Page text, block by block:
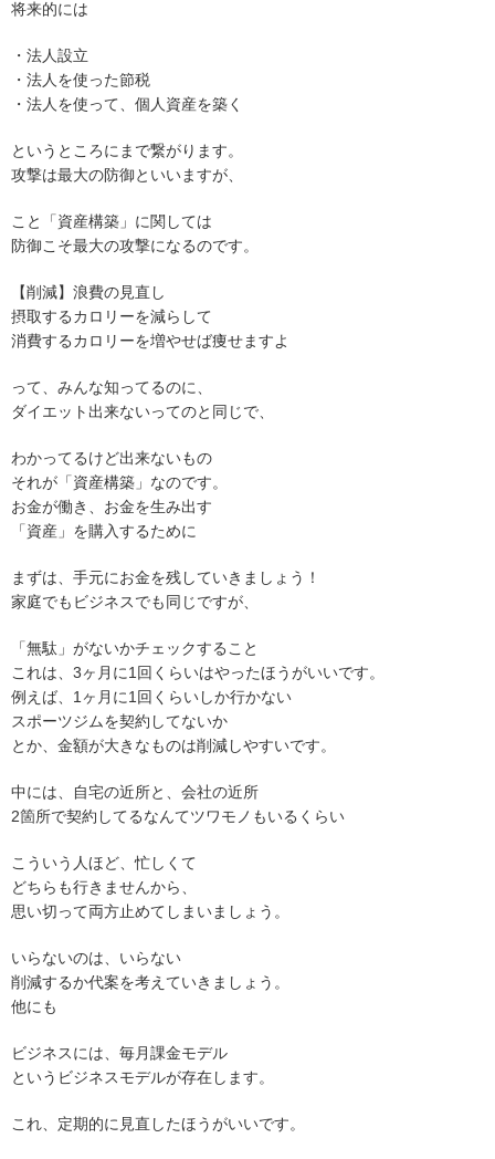
将来的には
・法人設立
・法人を使った節税
・法人を使って、個人資産を築く
というところにまで繋がります。
攻撃は最大の防御といいますが、
こと「資産構築」に関しては
防御こそ最大の攻撃になるのです。
【削減】浪費の見直し
摂取するカロリーを減らして
消費するカロリーを増やせば痩せますよ
って、みんな知ってるのに、
ダイエット出来ないってのと同じで、
わかってるけど出来ないもの
それが「資産構築」なのです。
お金が働き、お金を生み出す
「資産」を購入するために
まずは、手元にお金を残していきましょう！
家庭でもビジネスでも同じですが、
「無駄」がないかチェックすること
これは、3ヶ月に1回くらいはやったほうがいいです。
例えば、1ヶ月に1回くらいしか行かない
スポーツジムを契約してないか
とか、金額が大きなものは削減しやすいです。
中には、自宅の近所と、会社の近所
2箇所で契約してるなんてツワモノもいるくらい
こういう人ほど、忙しくて
どちらも行きませんから、
思い切って両方止めてしまいましょう。
いらないのは、いらない
削減するか代案を考えていきましょう。
他にも
ビジネスには、毎月課金モデル
というビジネスモデルが存在します。
これ、定期的に見直したほうがいいです。